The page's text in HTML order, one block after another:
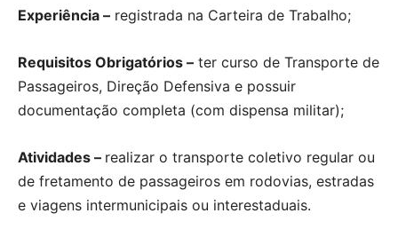
Experiência – registrada na Carteira de Trabalho;
Requisitos Obrigatórios – ter curso de Transporte de
Passageiros, Direção Defensiva e possuir
documentação completa (com dispensa militar);
Atividades – realizar o transporte coletivo regular ou
de fretamento de passageiros em rodovias, estradas
e viagens intermunicipais ou interestaduais.